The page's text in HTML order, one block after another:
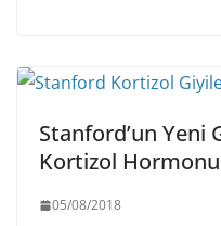
Stanford’un Yeni
Kortizol
05/08/2018